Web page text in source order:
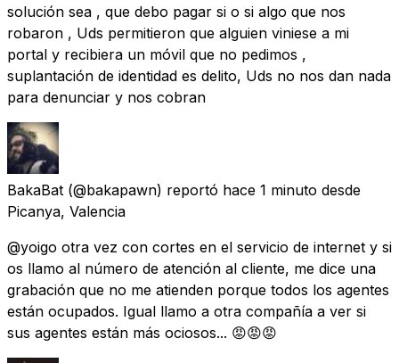
solución sea , que debo pagar si o si algo que nos
robaron , Uds permitieron que alguien viniese a mi
portal y recibiera un móvil que no pedimos ,
suplantación de identidad es delito, Uds no nos dan nada
para denunciar y nos cobran
BakaBat (@bakapawn) reportó hace 1 minuto desde
Picanya, Valencia
@yoigo otra vez con cortes en el servicio de internet y si
os llamo al número de atención al cliente, me dice una
grabación que no me atienden porque todos los agentes
están ocupados. Igual llamo a otra compañía a ver si
sus agentes están más ociosos... 😡😡😡